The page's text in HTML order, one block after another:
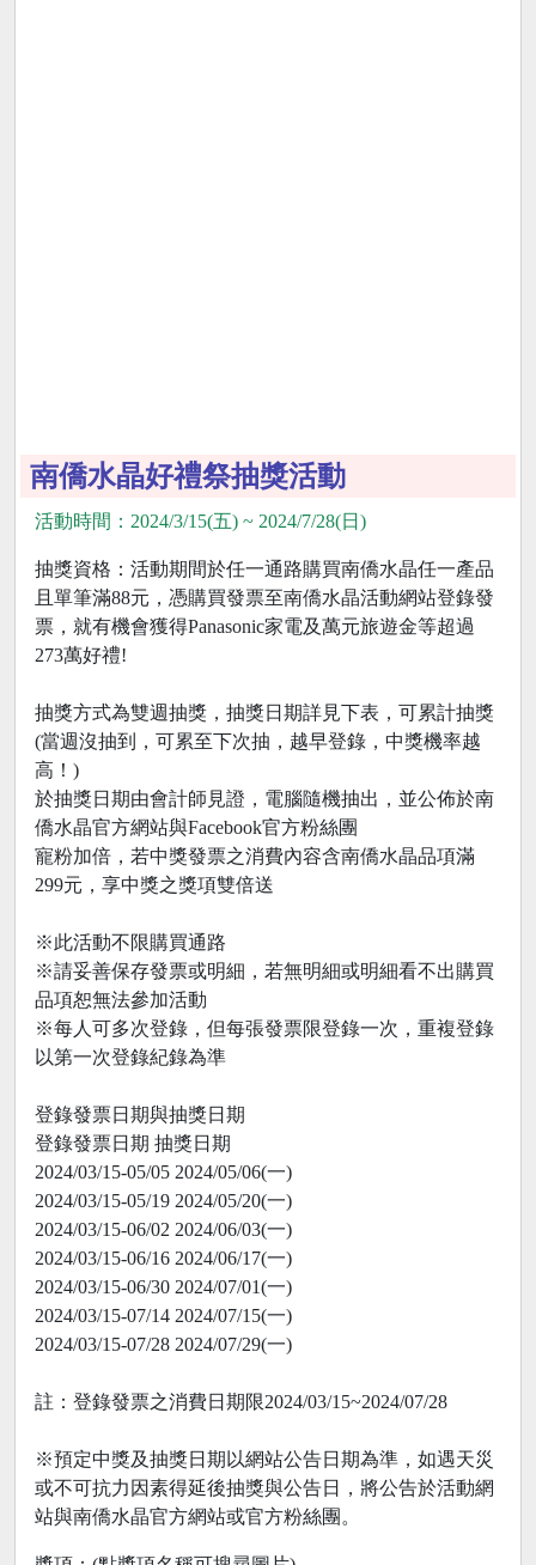
南僑水晶好禮祭抽獎活動
活動時間：2024/3/15(五) ~ 2024/7/28(日)
抽獎資格：活動期間於任一通路購買南僑水晶任一產品
且單筆滿88元，憑購買發票至南僑水晶活動網站登錄發
票，就有機會獲得Panasonic家電及萬元旅遊金等超過
273萬好禮!
抽獎方式為雙週抽獎，抽獎日期詳見下表，可累計抽獎
(當週沒抽到，可累至下次抽，越早登錄，中獎機率越
高！)
於抽獎日期由會計師見證，電腦隨機抽出，並公佈於南
僑水晶官方網站與Facebook官方粉絲團
寵粉加倍，若中獎發票之消費內容含南僑水晶品項滿
299元，享中獎之獎項雙倍送
※此活動不限購買通路
※請妥善保存發票或明細，若無明細或明細看不出購買
品項恕無法參加活動
※每人可多次登錄，但每張發票限登錄一次，重複登錄
以第一次登錄紀錄為準
登錄發票日期與抽獎日期
登錄發票日期 抽獎日期
2024/03/15-05/05 2024/05/06(一)
2024/03/15-05/19 2024/05/20(一)
2024/03/15-06/02 2024/06/03(一)
2024/03/15-06/16 2024/06/17(一)
2024/03/15-06/30 2024/07/01(一)
2024/03/15-07/14 2024/07/15(一)
2024/03/15-07/28 2024/07/29(一)
註：登錄發票之消費日期限2024/03/15~2024/07/28
※預定中獎及抽獎日期以網站公告日期為準，如遇天災
或不可抗力因素得延後抽獎與公告日，將公告於活動網
站與南僑水晶官方網站或官方粉絲團。